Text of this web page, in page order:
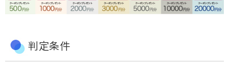
判定条件